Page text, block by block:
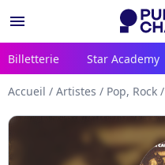
menu
Billetterie Star Academy
Accueil / Artistes / Pop, Rock /